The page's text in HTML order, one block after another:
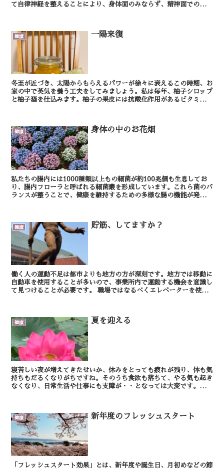
て自律神経を整えることにより、身体面のみならず、精神面での安定
健康 一陽来復
冬至が近づき、太陽からもらえるパワーが徐々に衰えるこの時期、お
家の中で英気を養う工夫をしてみましょう。私は毎年、柚子シロップ
と柚子酒を仕込みます。柚子の果皮には抗酸化作用があるビタミン
健康 身体の中のお花畑
私たちの腸内には1000種類以上もの細菌が約100兆個も生息してお
り、腸内フローラと呼ばれる細菌叢を形成しています。これら菌のバ
ランスが整うことで、健康を維持するための多様な腸の機能が発揮で
健康 貯筋、してますか？
働く人の運動不足は都市よりも地方の方が深刻です。地方では移動に
自動車を使用することが多いので、事業所内で運動する機会を意識し
て見つけることが必要です。 職場ではなるべくエレベーターを使わ
健康 夏を迎える
寝苦しい夜が増えてきたせいか、休みをとっても疲れが残り、体も気
持ちもだるくなりがちですね。そのうち食欲も落ちて、やる気も起き
なくなり、日常生活や仕事にも支障が・・となっては大変です。夏バ
健康 新年度のフレッシュスタート
「フレッシュスタート効果」とは、新年度や誕生日、月初めなどの節